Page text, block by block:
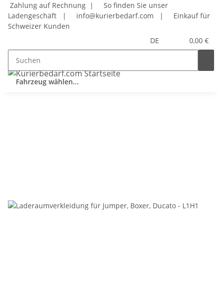
Zahlung auf Rechnung |
So finden Sie unser
Ladengeschäft
| info@kurierbedarf.com |
Einkauf für
Schweizer Kunden
DE
0,00 €
Fahrzeug wählen...